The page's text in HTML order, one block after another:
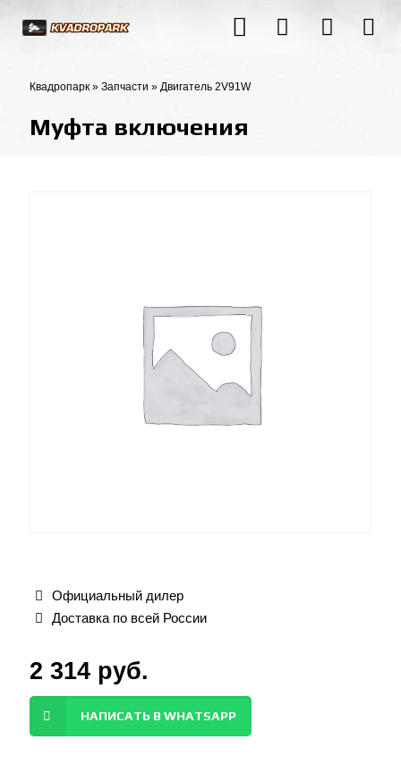
Квадропарк » Запчасти » Двигатель 2V91W
Муфта включения
Официальный дилер
Доставка по всей России
2 314 руб.
НАПИСАТЬ В WHATSAPP